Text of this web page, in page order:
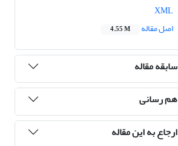
اصل مقاله
4.55 M
سابقه مقاله
هم رسانی
ارجاع به این مقاله